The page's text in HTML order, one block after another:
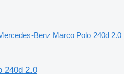
Benz Marco Polo 240d 2.0
240d 2.0